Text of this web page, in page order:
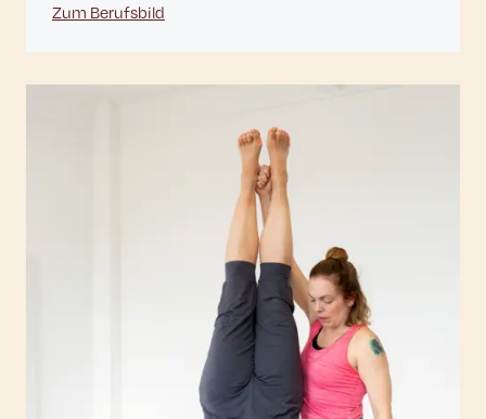
Zum Berufsbild